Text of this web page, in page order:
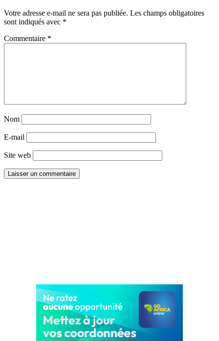
Votre adresse e-mail ne sera pas publiée. Les champs obligatoires
sont indiqués avec *
Commentaire *
Nom
E-mail
Site web